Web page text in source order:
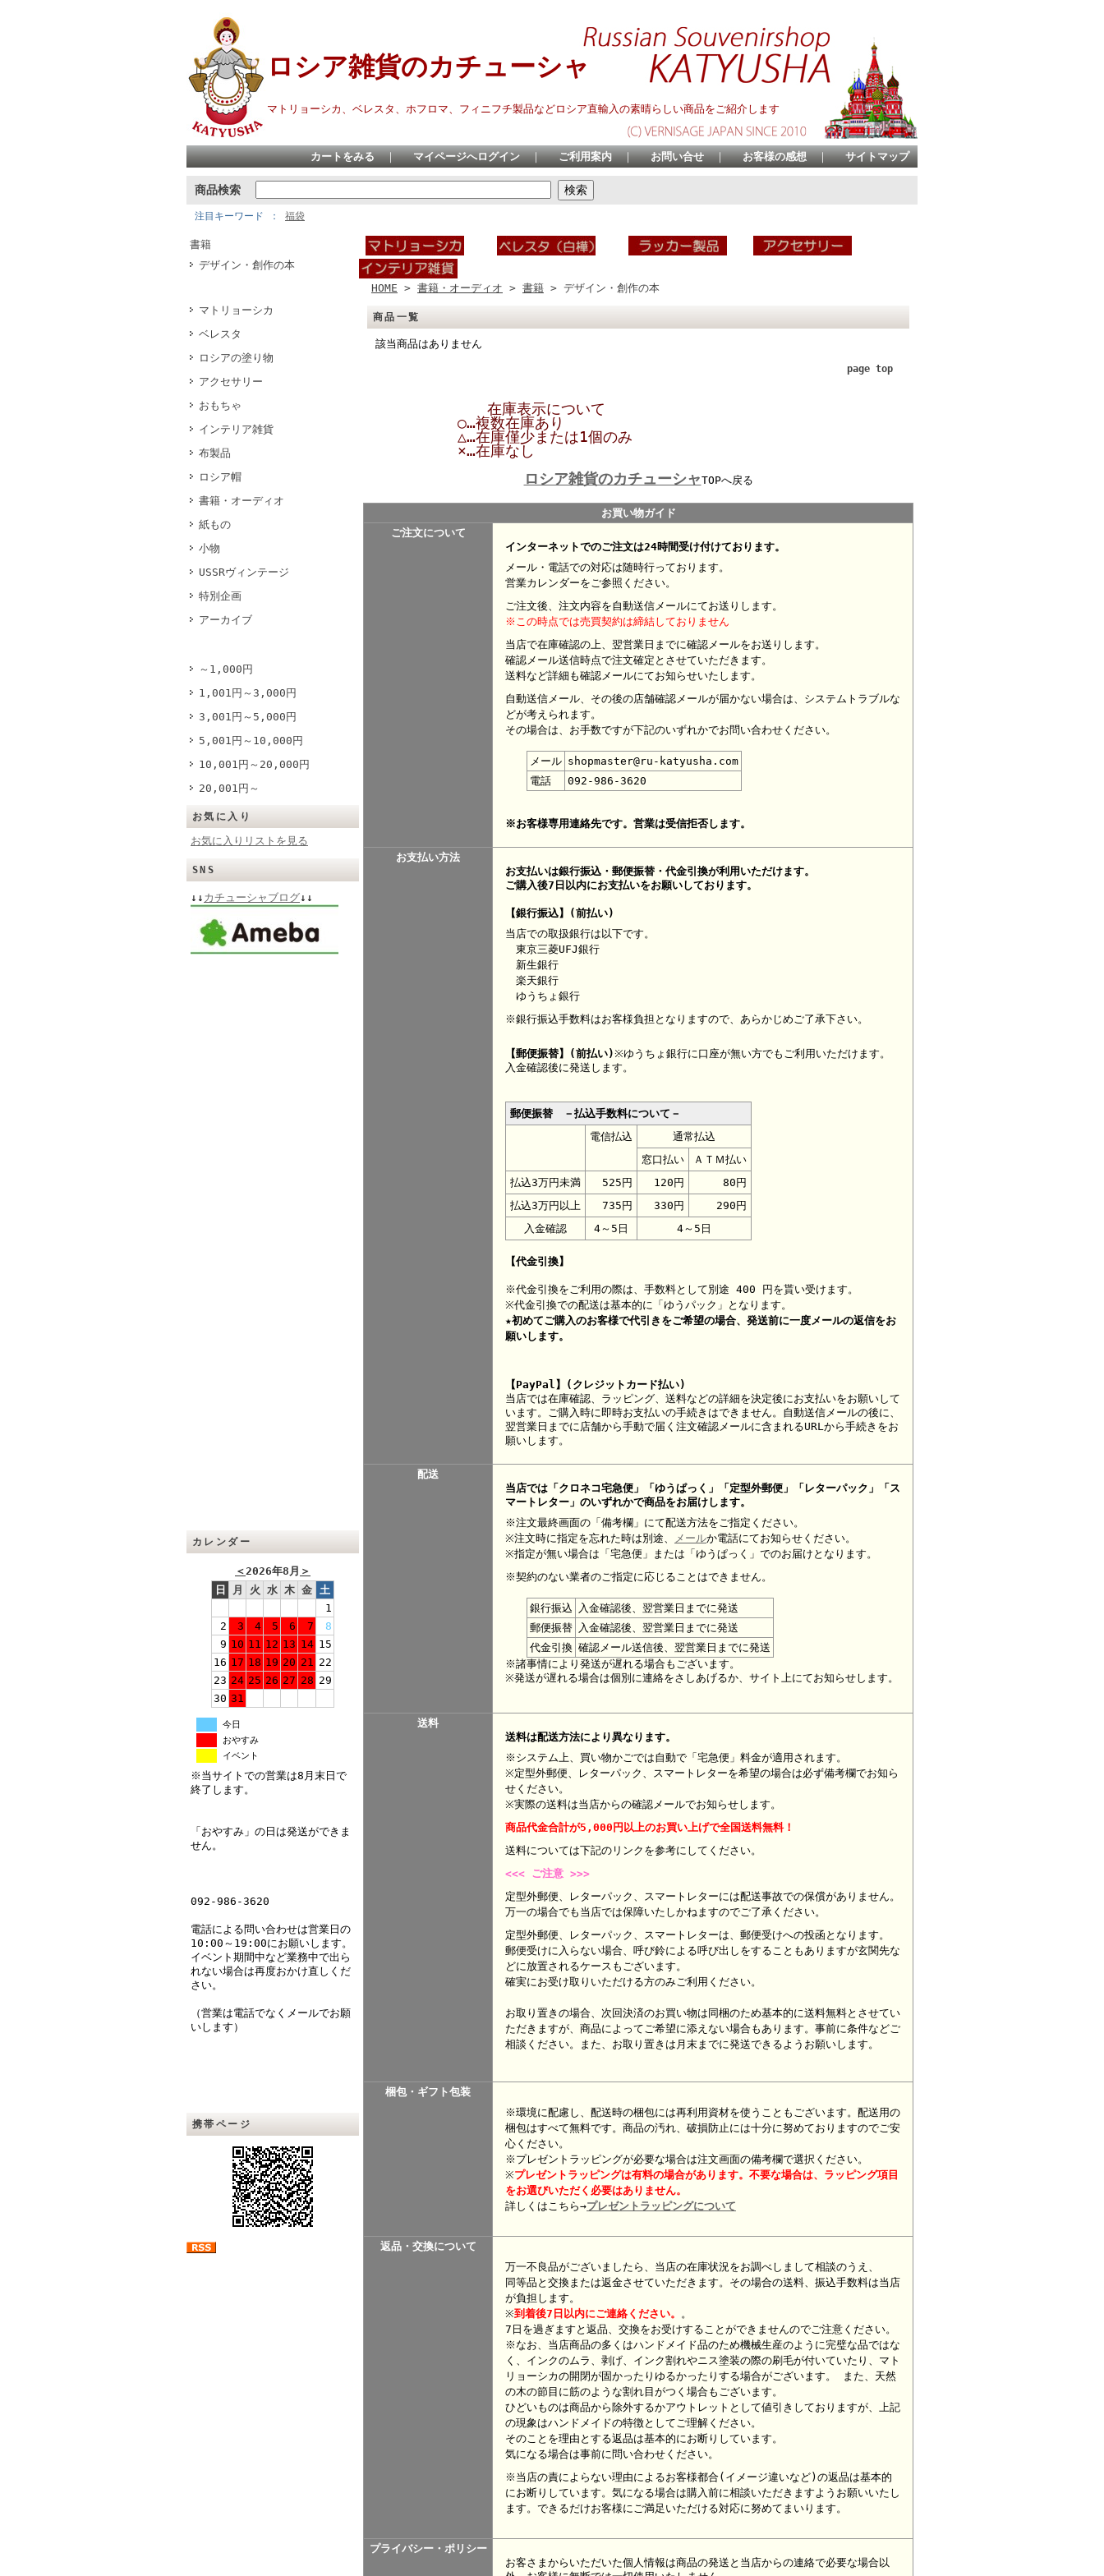
ロシア雑貨のカチューシャ
マトリョーシカ、ベレスタ、ホフロマ、フィニフチ製品などロシア直輸入の素晴らしい商品をご紹介します
カートをみる ｜ マイページへログイン ｜ ご利用案内 ｜ お問い合せ ｜ お客様の感想 ｜ サイトマップ
商品検索
注目キーワード 福袋
書籍
デザイン・創作の本
マトリョーシカ
ベレスタ
ロシアの塗り物
アクセサリー
おもちゃ
インテリア雑貨
布製品
ロシア帽
書籍・オーディオ
紙もの
小物
USSRヴィンテージ
特別企画
アーカイブ
～1,000円
1,001円～3,000円
3,001円～5,000円
5,001円～10,000円
10,001円～20,000円
20,001円～
お気に入り
お気に入りリストを見る
SNS
↓↓ カチューシャブログ↓↓
カレンダー
＜2026年8月 ＞
日
月 火 水 木 金 土
1
2
3 4 5 6 7
8
9 10 11 12 13 14 15
16 17 18 19 20 21 22
23 24 25 26 27 28 29
30 31
今日
おやすみ
イベント
※当サイトでの営業は8月末日で
終了します。
「おやすみ」の日は発送ができま
せん。
092-986-3620
電話による問い合わせは営業日の
10:00～19:00にお願いします。
イベント期間中など業務中で出ら
れない場合は再度おかけ直しくだ
さい。
（営業は電話でなくメールでお願
いします）
携帯ページ
HOME > 書籍・オーディオ > 書籍 > デザイン・創作の本
商品一覧
該当商品はありません
page top
在庫表示について
○…複数在庫あり
△…在庫僅少または1個のみ
×…在庫なし
ロシア雑貨のカチューシャTOPへ戻る
お買い物ガイド
ご注文について
インターネットでのご注文は24時間受け付けております。
メール・電話での対応は随時行っております。
営業カレンダーをご参照ください。
ご注文後、注文内容を自動送信メールにてお送りします。
※この時点では売買契約は締結しておりません
当店で在庫確認の上、翌営業日までに確認メールをお送りします。
確認メール送信時点で注文確定とさせていただきます。
送料など詳細も確認メールにてお知らせいたします。
自動送信メール、その後の店舗確認メールが届かない場合は、システムトラブルな
どが考えられます。
その場合は、お手数ですが下記のいずれかでお問い合わせください。
メール shopmaster@ru-katyusha.com
電話
092-986-3620
※お客様専用連絡先です。営業は受信拒否します。
お支払い方法
お支払いは銀行振込・郵便振替・代金引換が利用いただけます。
ご購入後7日以内にお支払いをお願いしております。
【銀行振込】(前払い)
当店での取扱銀行は以下です。
東京三菱UFJ銀行
新生銀行
楽天銀行
ゆうちょ銀行
※銀行振込手数料はお客様負担となりますので、あらかじめご了承下さい。
【郵便振替】(前払い)※ゆうちょ銀行に口座が無い方でもご利用いただけます。
入金確認後に発送します。
郵便振替 －払込手数料について－
電信払込
通常払込
窓口払い
ＡＴＭ払い
払込3万円未満
525円 120円
80円
払込3万円以上
735円 330円
290円
入金確認
4～5日 4～5日
【代金引換】
※代金引換をご利用の際は、手数料として別途 400 円を貰い受けます。
※代金引換での配送は基本的に「ゆうパック」となります。
★初めてご購入のお客様で代引きをご希望の場合、 発送前に一度メールの返信をお
願いします。
【PayPal】(クレジットカード払い)
当店では在庫確認、ラッピング、送料などの詳細を決定後にお支払いをお願いして
います。ご購入時に即時お支払いの手続きはできません。自動送信メールの後に、
翌営業日までに店舗から手動で届く注文確認メールに含まれるURLから手続きをお
願いします。
配送
当店では「クロネコ宅急便」「ゆうぱっく」「定型外郵便」「レターパック」「ス
マートレター」のいずれかで商品をお届けします。
※注文最終画面の「備考欄」にて配送方法をご指定ください。
※注文時に指定を忘れた時は別途、
メールか電話にてお知らせください。
※指定が無い場合は「宅急便」または「ゆうぱっく」でのお届けとなります。
※契約のない業者のご指定に応じることはできません。
銀行振込
入金確認後、翌営業日までに発送
郵便振替
入金確認後、翌営業日までに発送
代金引換 確認メール送信後、翌営業日までに発送
※諸事情により発送が遅れる場合もございます。
※発送が遅れる場合は個別に連絡をさしあげるか、サイト上にてお知らせします。
送料
送料は配送方法により異なります。
※システム上、買い物かごでは自動で「宅急便」料金が適用されます。
※定型外郵便、レターパック、スマートレターを希望の場合は必ず備考欄でお知ら
せください。
※実際の送料は当店からの確認メールでお知らせします。
商品代金合計が5,000円以上のお買い上げで全国送料無料！
送料については下記のリンクを参考にしてください。
<<< ご注意 >>>
定型外郵便、レターパック、スマートレターには配送事故での保償がありません。
万一の場合でも当店では保障いたしかねますのでご了承ください。
定型外郵便、レターパック、スマートレターは、郵便受けへの投函となります。
郵便受けに入らない場合、呼び鈴による呼び出しをすることもありますが玄関先な
どに放置されるケースもございます。
確実にお受け取りいただける方のみご利用ください。
お取り置きの場合、次回決済のお買い物は同梱のため基本的に送料無料とさせてい
ただきますが、商品によってご希望に添えない場合もあります。事前に条件などご
相談ください。また、お取り置きは月末までに発送できるようお願いします。
梱包・ギフト包装
※環境に配慮し、配送時の梱包には再利用資材を使うこともございます。配送用の
梱包はすべて無料です。商品の汚れ、破損防止には十分に努めておりますのでご安
心ください。
※プレゼントラッピングが必要な場合は注文画面の備考欄で選択ください。
※プレゼント ラッピングは有料の場合があります。不要な場合は、ラッピング項目
をお選びいただく必要はありません。
詳しくはこちら→プレゼントラッピングについて
返品・交換について
万一不良品がございましたら、当店の在庫状況をお調べしまして相談のうえ、
同等品と交換または返金させていただきます。その場合の送料、振込手数料は当店
が負担します。
※到着後7日以内にご連絡ください。 。
7日を過ぎますと返品、交換をお受けすることができませんのでご注意ください。
※なお、当店商品の多くはハンドメイド品のため機械生産のように完璧な品ではな
く、インクのムラ、剥げ、インク割れやニス塗装の際の刷毛が付いていたり、マト
リョーシカの開閉が固かったりゆるかったりする場合がございます。 また、天然
の木の節目に筋のような割れ目がつく場合もございます。
ひどいものは商品から除外するかアウトレットとして値引きしておりますが、上記
の現象はハンドメイドの特徴としてご理解ください。
そのことを理由とする返品は基本的にお断りしています。
気になる場合は事前に問い合わせください。
※当店の責によらない理由によるお客様都合(イメージ違いなど)の返品は基本的
にお断りしています。気になる場合は購入前に相談いただきますようお願いいたし
ます。できるだけお客様にご満足いただける対応に努めてまいります。
プライバシー・ポリシー
お客さまからいただいた個人情報は商品の発送と当店からの連絡で必要な場合以